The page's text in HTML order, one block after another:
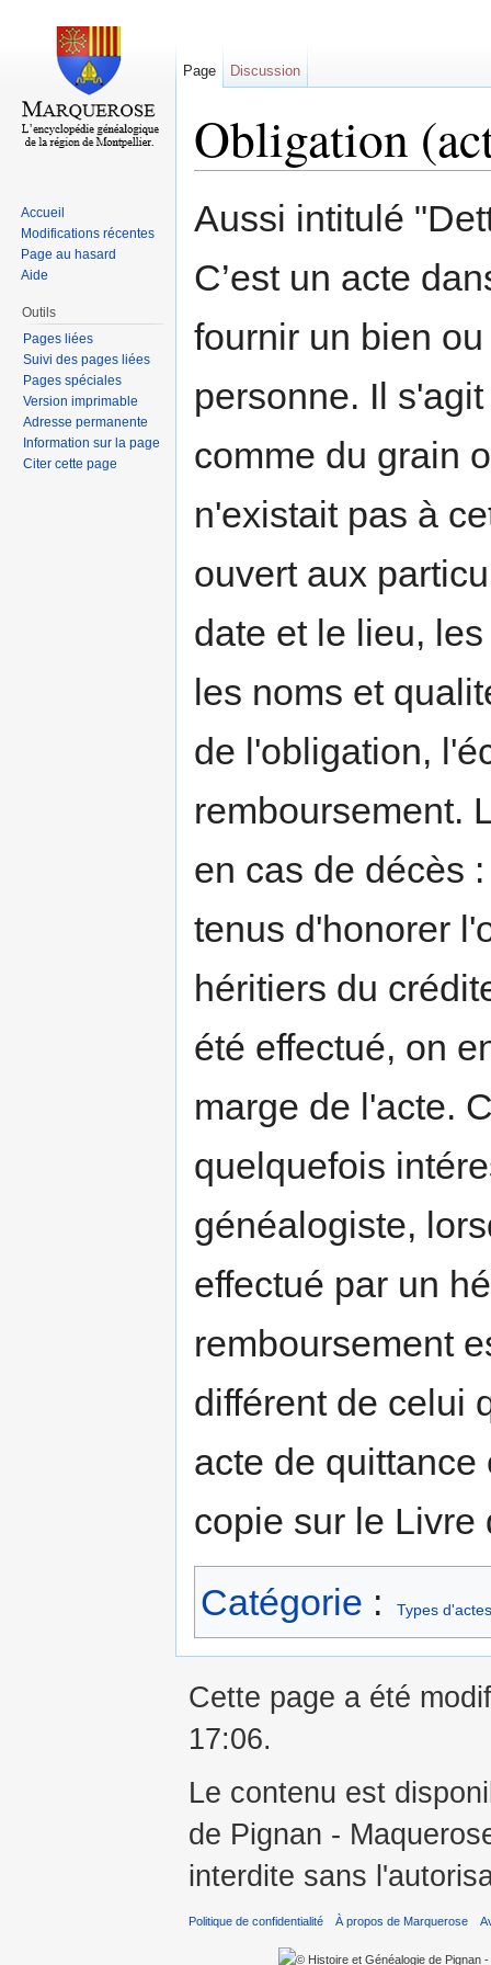
Obligation
Aussi intitulé
C’est un acte
fournir un bien
personne. Il
comme du grain
n'existait pas à
ouvert aux
date et le lieu,
les noms et
de l'obligation,
remboursement.
en cas de décès
tenus d'honorer
héritiers du
été effectué, on
marge de l'acte.
quelquefois
généalogiste,
effectué par un
remboursement
différent de celui
acte de
copie sur le Livre
Catégorie : Types
Page Discussion
Accueil
Modifications récentes
Page au hasard
Aide
Outils
Pages liées
Suivi des pages liées
Pages spéciales
Version imprimable
Adresse permanente
Information sur la page
Citer cette page
Cette page a été
17:06.
Le contenu est
de Pignan -
interdite sans
Politique de confidentialité À propos de Marquerose